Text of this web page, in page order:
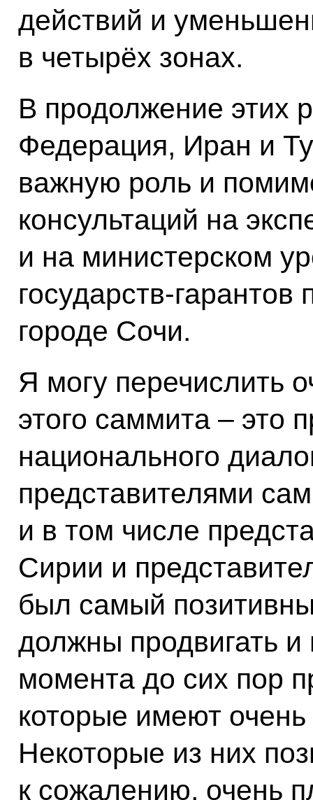
действий и
в четырёх зонах.
В продолжение этих
Федерация, Иран и
важную роль и
консультаций на
и на министерском
государств-
городе Сочи.
Я могу перечислить
этого саммита – это
национального
представителями
и в том числе
Сирии и
был самый
должны продвигать и
момента до сих пор
которые имеют
Некоторые из них
к сожалению, очень